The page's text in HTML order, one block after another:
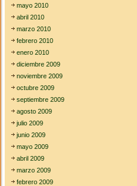
mayo 2010
abril 2010
marzo 2010
febrero 2010
enero 2010
diciembre 2009
noviembre 2009
octubre 2009
septiembre 2009
agosto 2009
julio 2009
junio 2009
mayo 2009
abril 2009
marzo 2009
febrero 2009